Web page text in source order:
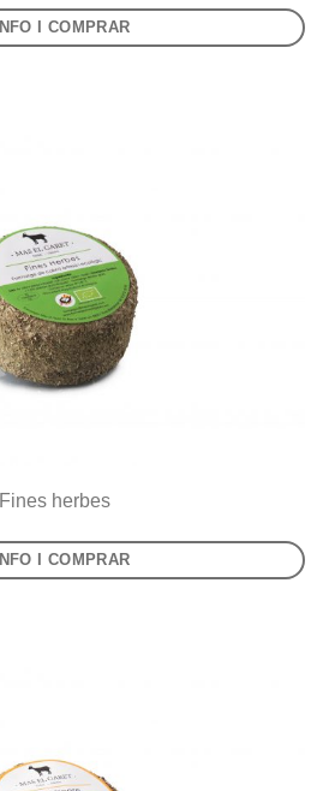
I COMPRAR
Fines herbes
I COMPRAR